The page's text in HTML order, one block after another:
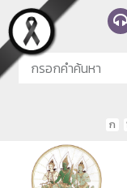
Skip to main content